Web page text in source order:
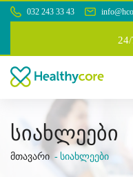
032 243 33 43
სიახლეები
მთავარი სიახლეები